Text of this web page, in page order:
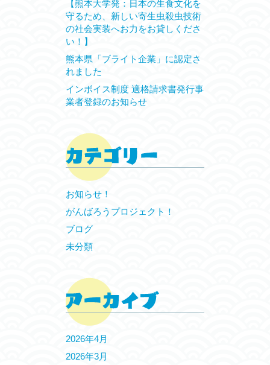
【熊本大学発：日本の生食文化を
守るため、新しい寄生虫殺虫技術
の社会実装へお力をお貸しくださ
い！】
熊本県「ブライト企業」に認定さ
れました
インボイス制度 適格請求書発行事
業者登録のお知らせ
お知らせ！
がんばろうプロジェクト！
ブログ
未分類
2026年4月
2026年3月